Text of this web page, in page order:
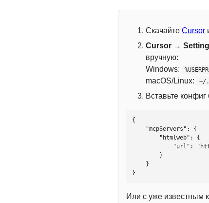
Скачайте Cursor
Cursor →
вручную:
Windows:
macOS/Linux: ~/
Вставьте конфиг
{
}
Или с уже известным